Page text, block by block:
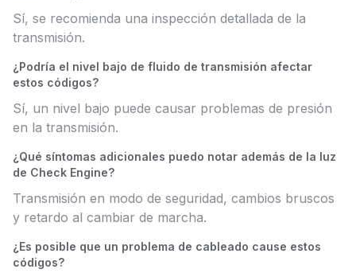
Sí, se recomienda una inspección detallada de la
transmisión.
¿Podría el nivel bajo de fluido de transmisión afectar
estos códigos?
Sí, un nivel bajo puede causar problemas de presión
en la transmisión.
¿Qué síntomas adicionales puedo notar además de la luz
de Check Engine?
Transmisión en modo de seguridad, cambios bruscos
y retardo al cambiar de marcha.
¿Es posible que un problema de cableado cause estos
códigos?